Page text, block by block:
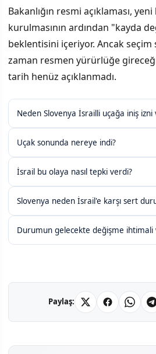
Bakanlığın resmi açıklaması,
kurulmasının ardından "kayda
beklentisini içeriyor. Ancak seçim
zaman resmen yürürlüğe
tarih henüz açıklanmadı.
Neden Slovenya İsrailli uçağa iniş izni
Uçak sonunda nereye indi?
İsrail bu olaya nasıl tepki verdi?
Slovenya neden İsrail'e karşı sert
Durumun gelecekte değişme ihtimali
Paylaş: